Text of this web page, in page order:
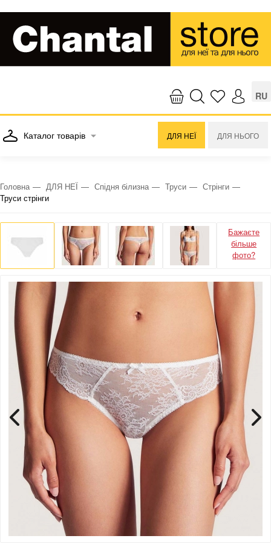
RU
Каталог товарів ДЛЯ НЕЇ ДЛЯ НЬОГО
Головна ДЛЯ НЕЇ Спідня білизна Труси
Стрінги
Труси стрінги
Бажаєте
більше
фото?